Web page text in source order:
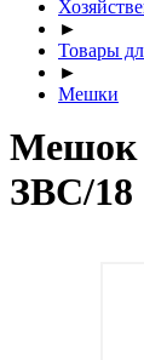
►
Товары
►
Мешки
Мешок
ЗВС/18